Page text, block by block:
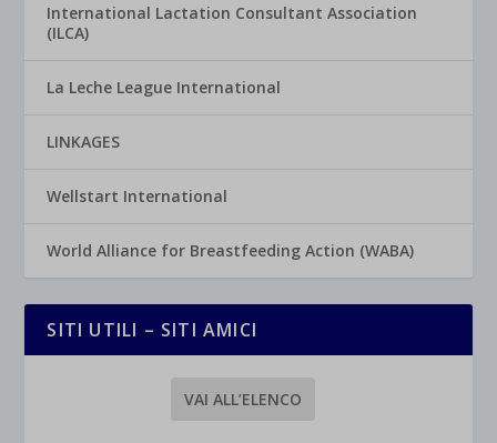
International Lactation Consultant Association
(ILCA)
La Leche League International
LINKAGES
Wellstart International
World Alliance for Breastfeeding Action (WABA)
SITI UTILI – SITI AMICI
VAI ALL’ELENCO